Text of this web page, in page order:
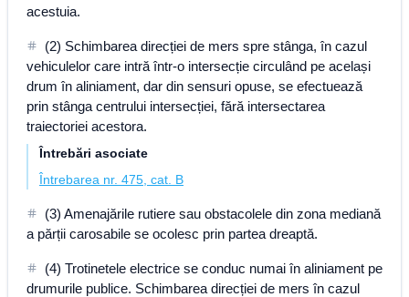
acestuia.
(2) Schimbarea direcției de mers spre stânga, în cazul
vehiculelor care intră într-o intersecție circulând pe același
drum în aliniament, dar din sensuri opuse, se efectuează
prin stânga centrului intersecției, fără intersectarea
traiectoriei acestora.
Întrebări asociate
Întrebarea nr. 475, cat. B
(3) Amenajările rutiere sau obstacolele din zona mediană
a părții carosabile se ocolesc prin partea dreaptă.
(4) Trotinetele electrice se conduc numai în aliniament pe
drumurile publice. Schimbarea direcției de mers în cazul